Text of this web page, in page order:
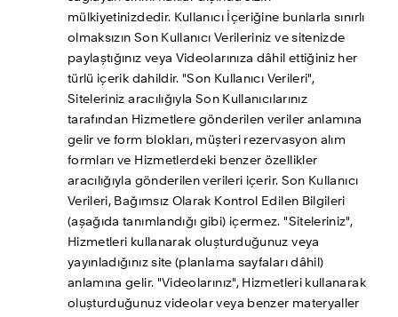
mülkiyetinizdedir. Kullanıcı İçeriğine bunlarla sınırlı
olmaksızın Son Kullanıcı Verileriniz ve sitenizde
paylaştığınız veya Videolarınıza dâhil ettiğiniz her
türlü içerik dahildir. "Son Kullanıcı Verileri",
Siteleriniz aracılığıyla Son Kullanıcılarınız
tarafından Hizmetlere gönderilen veriler anlamına
gelir ve form blokları, müşteri rezervasyon alım
formları ve Hizmetlerdeki benzer özellikler
aracılığıyla gönderilen verileri içerir. Son Kullanıcı
Verileri, Bağımsız Olarak Kontrol Edilen Bilgileri
(aşağıda tanımlandığı gibi) içermez. "Siteleriniz",
Hizmetleri kullanarak oluşturduğunuz veya
yayınladığınız site (planlama sayfaları dâhil)
anlamına gelir. "Videolarınız", Hizmetleri kullanarak
oluşturduğunuz videolar veya benzer materyaller